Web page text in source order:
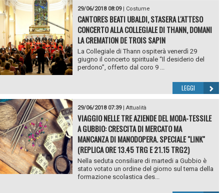
29/06/2018 08:09| Costume
CANTORES BEATI UBALDI, STASERA L'ATTESO
CONCERTO ALLA COLLEGIALE DI THANN, DOMANI
LA CREMATION DE TROIS SAPIN
La Collegiale di Thann ospiterà venerdì 29
giugno il concerto spirituale “Il desiderio del
perdono”, offerto dal coro 9 ...
LEGGI
29/06/2018 07:39| Attualità
VIAGGIO NELLE TRE AZIENDE DEL MODA-TESSILE
A GUBBIO: CRESCITA DI MERCATO MA
MANCANZA DI MANODOPERA. SPECIALE "LINK"
(REPLICA ORE 13.45 TRG E 21.15 TRG2)
Nella seduta consiliare di martedi a Gubbio è
stato votato un ordine del giorno sul tema della
formazione scolastica des...